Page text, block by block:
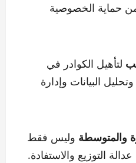
حماية الخصوصية
لتأهيل الكوادر في
البيانات وإدارة
والمتوسطة وليس فقط
التوزيع والاستفادة.